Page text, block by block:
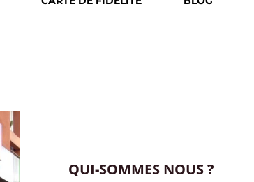
QUI-SOMMES NOUS ?